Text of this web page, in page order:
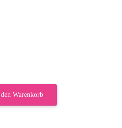
Warenkorb